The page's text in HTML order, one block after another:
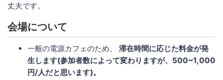
丈夫です。
会場について
一般の電源カフェのため、 滞在時間に応じた料金が発
生します(参加者数によって変わりますが、500~1,000
円/人だと思います)。